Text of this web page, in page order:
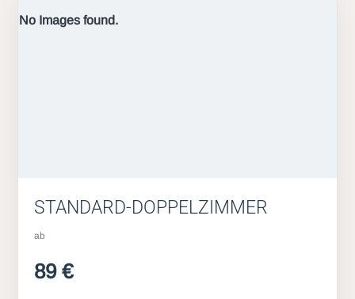
No Images found.
STANDARD-DOPPELZIMMER
ab
89 €